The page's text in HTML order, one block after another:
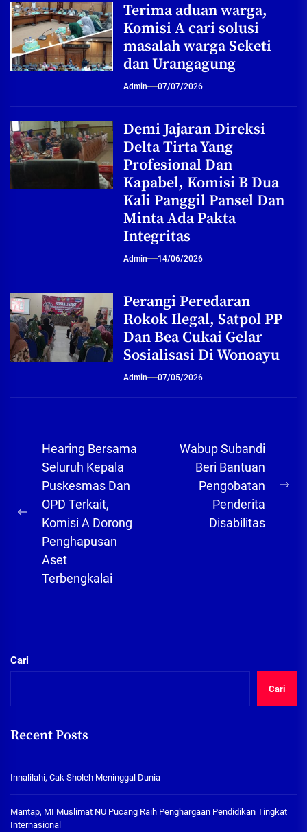
Terima aduan warga,
Komisi A cari solusi
masalah warga Seketi
dan Urangagung
Admin 07/07/2026
Demi Jajaran Direksi
Delta Tirta Yang
Profesional Dan
Kapabel, Komisi B Dua
Kali Panggil Pansel Dan
Minta Ada Pakta
Integritas
Admin 14/06/2026
Perangi Peredaran
Rokok Ilegal, Satpol PP
Dan Bea Cukai Gelar
Sosialisasi Di Wonoayu
Admin 07/05/2026
Navigasi
pos
Previous
post:
Hearing Bersama
Seluruh Kepala
Puskesmas Dan
OPD Terkait,
Komisi A Dorong
Penghapusan
Aset
Terbengkalai
Wabup Subandi
Beri Bantuan
Pengobatan
Penderita
Disabilitas
Cari
Cari
Recent Posts
Innalilahi, Cak Sholeh Meninggal Dunia
Mantap, MI Muslimat NU Pucang Raih Penghargaan Pendidikan Tingkat
Internasional